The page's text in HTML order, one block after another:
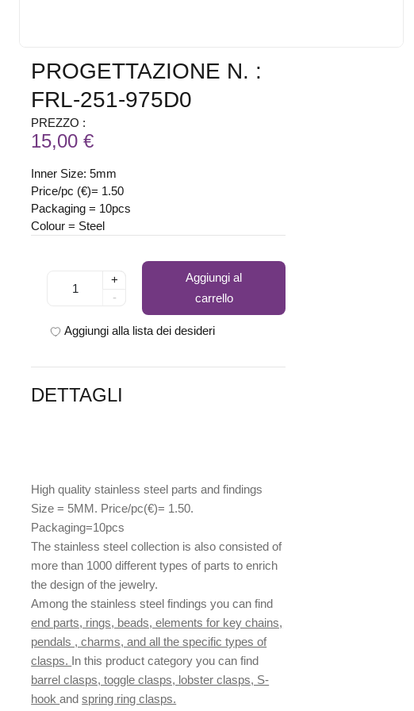
PROGETTAZIONE N. :
FRL-251-975D0
PREZZO :
15,00 €
Inner Size: 5mm
Price/pc (€)= 1.50
Packaging = 10pcs
Colour = Steel
+
-
Aggiungi al
carrello
Aggiungi alla lista dei desideri
DETTAGLI
High quality stainless steel parts and findings
Size = 5MM. Price/pc(€)= 1.50.
Packaging=10pcs
The stainless steel collection is also consisted of
more than 1000 different types of parts to enrich
the design of the jewelry.
Among the stainless steel findings you can find
end parts, rings, beads, elements for key chains,
pendals , charms, and all the specific types of
clasps. In this product category you can find
barrel clasps, toggle clasps, lobster clasps, S-
hookandspring ring clasps.